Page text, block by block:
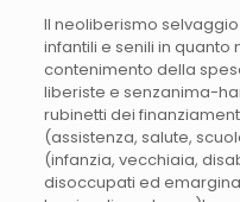
Il neoliberismo
infantili e senili in
contenimento della
liberiste e senzanima-
rubinetti dei
(assistenza, salute,
(infanzia, vecchiaia,
disoccupati ed